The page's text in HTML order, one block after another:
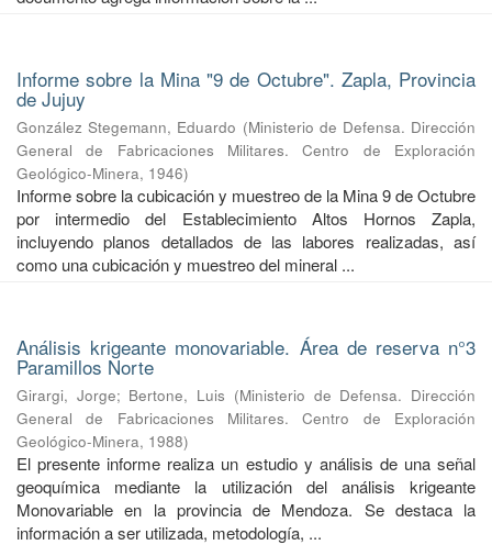
Informe sobre la Mina "9 de Octubre". Zapla, Provincia
de Jujuy
González Stegemann, Eduardo (Ministerio de Defensa. Dirección
General de Fabricaciones Militares. Centro de Exploración
Geológico-Minera, 1946)
Informe sobre la cubicación y muestreo de la Mina 9 de Octubre
por intermedio del Establecimiento Altos Hornos Zapla,
incluyendo planos detallados de las labores realizadas, así
como una cubicación y muestreo del mineral ...
Análisis krigeante monovariable. Área de reserva n°3
Paramillos Norte
Girargi, Jorge; Bertone, Luis (Ministerio de Defensa. Dirección
General de Fabricaciones Militares. Centro de Exploración
Geológico-Minera, 1988)
El presente informe realiza un estudio y análisis de una señal
geoquímica mediante la utilización del análisis krigeante
Monovariable en la provincia de Mendoza. Se destaca la
información a ser utilizada, metodología, ...